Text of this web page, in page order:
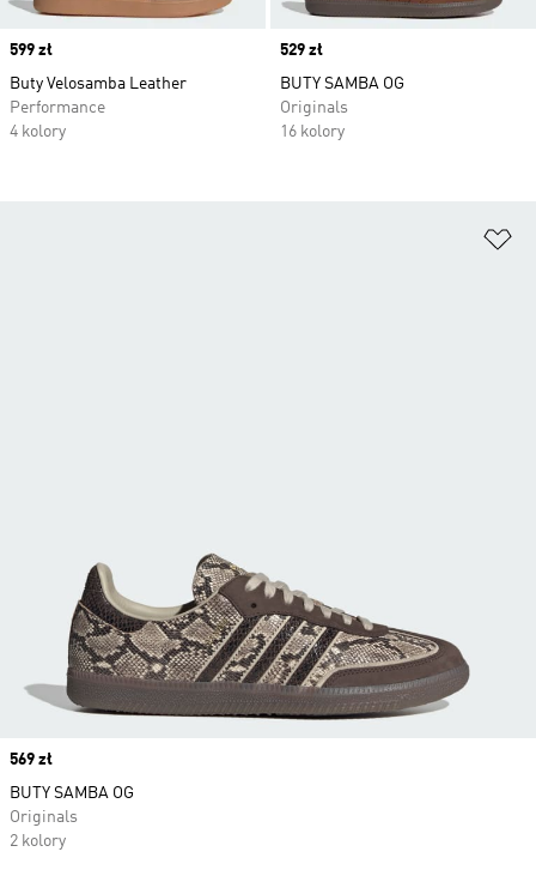
Price
599 zł
Buty Velosamba Leather
Performance
4 kolory
Price
529 zł
BUTY SAMBA OG
Originals
16 kolory
Price
569 zł
BUTY SAMBA OG
Originals
2 kolory